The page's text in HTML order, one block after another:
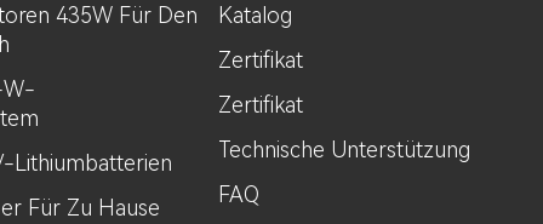
435W Für Den
W-
Lithiumbatterien
Für Zu Hause
Katalog
Zertifikat
Zertifikat
Technische Unterstützung
FAQ